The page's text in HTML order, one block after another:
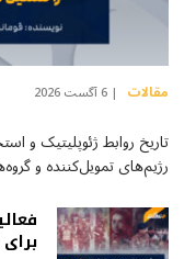
مقالات 6 آگست 2026
تاریخ روابط ژئوپلیتیک و
رژیم‌های تمویل‌کننده و